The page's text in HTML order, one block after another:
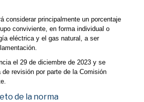
considerar principalmente un porcentaje
conviviente, en forma individual o
eléctrica y el gas natural, a ser
el 29 de diciembre de 2023 y se
revisión por parte de la Comisión
de la norma